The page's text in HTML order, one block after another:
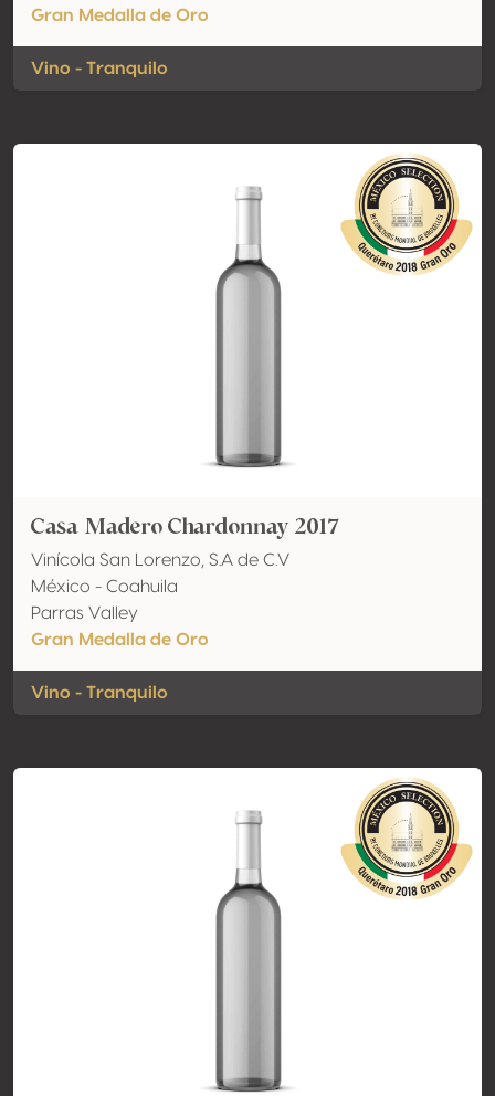
Gran Medalla de Oro
Vino - Tranquilo
Casa Madero Chardonnay 2017
Vinícola San Lorenzo, S.A de C.V
México - Coahuila
Parras Valley
Gran Medalla de Oro
Vino - Tranquilo